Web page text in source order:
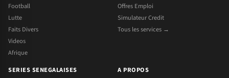
Football
Lutte
Faits Divers
Videos
Afrique
Offres Emploi
Simulateur Credit
Tous les services →
SERIES SENEGALAISES
A PROPOS